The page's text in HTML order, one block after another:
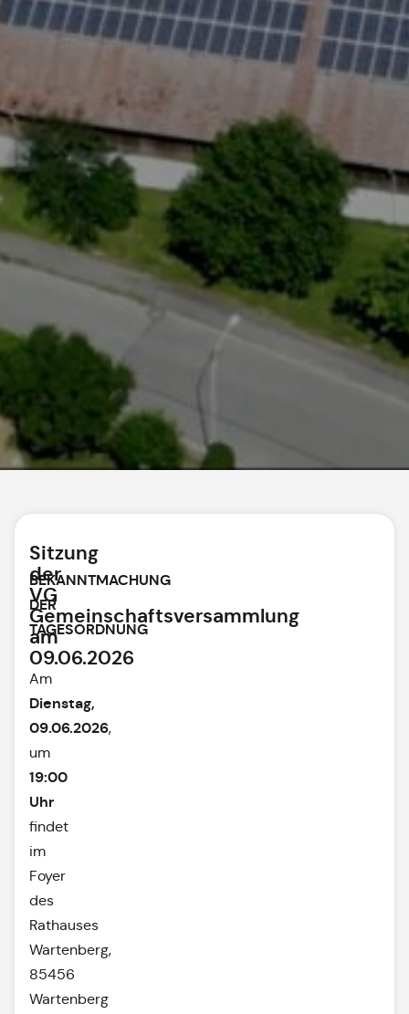
Sitzung
der
VG
Gemeinschaftsversammlung
am
09.06.2026
BEKANNTMACHUNG
DER
TAGESORDNUNG
Am
Dienstag,
09.06.2026,
um
19:00
Uhr
findet
im
Foyer
des
Rathauses
Wartenberg,
85456
Wartenberg